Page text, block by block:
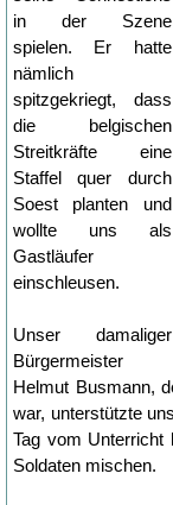
in der Szene
spielen. Er hatte
nämlich
spitzgekriegt, dass
die belgischen
Streitkräfte eine
Staffel quer durch
Soest planten und
wollte uns als
Gastläufer
einschleusen.
Unser damaliger
Bürgermeister
Helmut Busmann,
war, unterstützte
Tag vom Unterricht
Soldaten mischen.